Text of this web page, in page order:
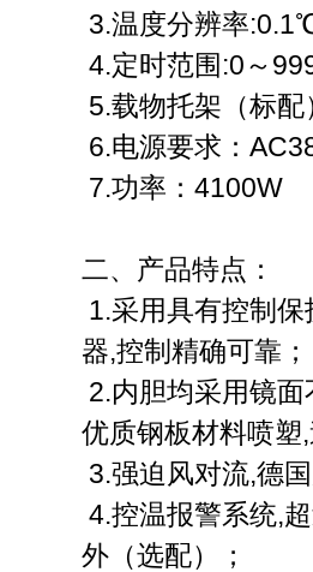
3.温度分辨率
4.定时范围:0～
5.载物托架（标配
6.电源要求：
7.功率：4100W
二、产品特点：
1.采用具有控制
器,控制精确可靠；
2.内胆均采用镜
优质钢板材料喷塑
3.强迫风对流,德
4.控温报警系统,
外（选配）；